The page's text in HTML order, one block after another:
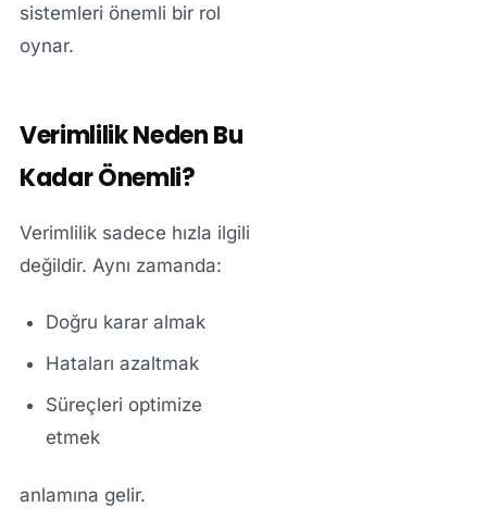
sistemleri önemli bir rol
oynar.
Verimlilik Neden Bu
Kadar Önemli?
Verimlilik sadece hızla ilgili
değildir. Aynı zamanda:
Doğru karar almak
Hataları azaltmak
Süreçleri optimize
etmek
anlamına gelir.